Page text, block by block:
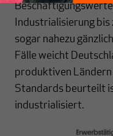
Industrialisierung
sogar nahezu
Fälle weicht
produktiven
Standards beurteilt
industrialisiert.